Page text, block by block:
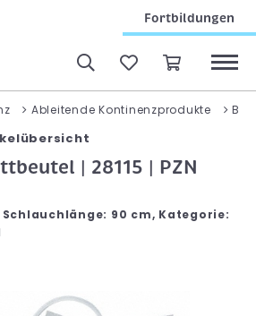
Fortbildungen
Ableitende Kontinenzprodukte
| 28115 | PZN
90 cm, Kategorie: